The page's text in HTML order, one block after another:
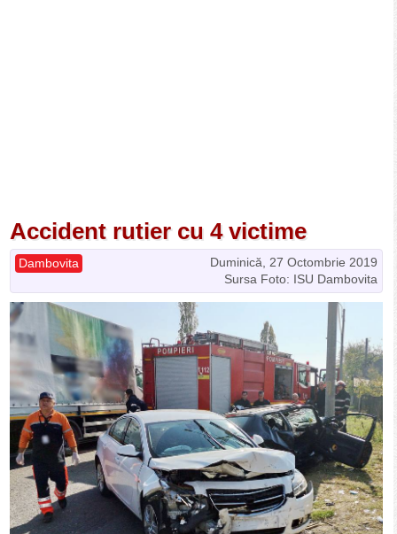
Accident rutier cu 4 victime
Duminică, 27 Octombrie 2019
Dambovita
Sursa Foto: ISU Dambovita